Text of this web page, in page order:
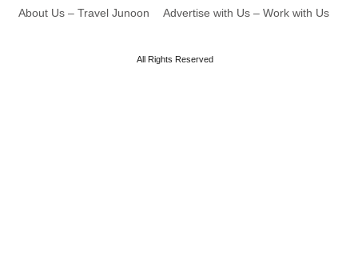
About Us – Travel Junoon Advertise with Us – Work with Us
All Rights Reserved